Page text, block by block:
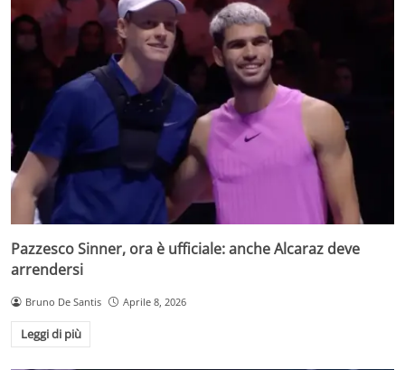
Pazzesco Sinner, ora è ufficiale: anche Alcaraz deve
arrendersi
Bruno De Santis Aprile 8, 2026
Leggi di più